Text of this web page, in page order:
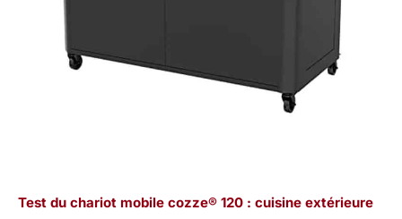
Test du chariot mobile cozze® 120 : cuisine extérieure